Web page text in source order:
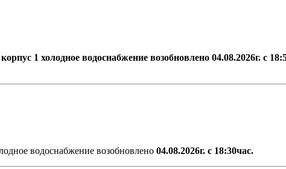
1 холодное водоснабжение возобновлено 04.08.2026г.
водоснабжение возобновлено 04.08.2026г. с 18:30час.